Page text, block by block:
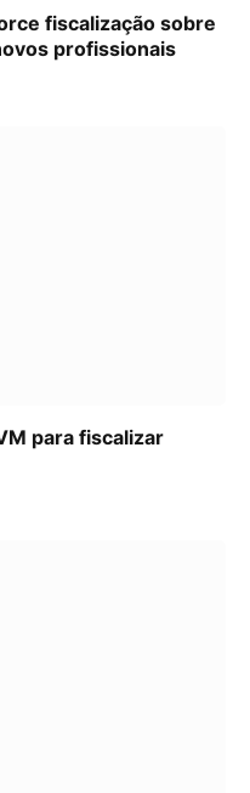
fiscalização sobre
profissionais
para fiscalizar